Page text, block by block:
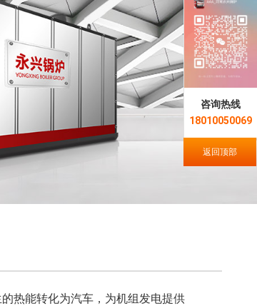
热能转化为汽车，为机组发电提供
咨询热线
18010050069
返回顶部